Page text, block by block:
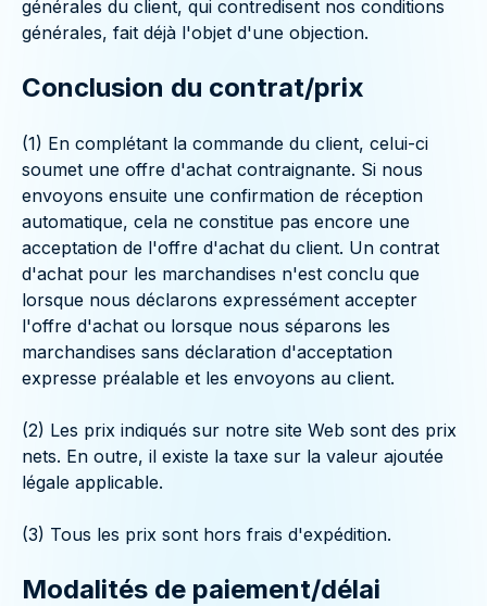
générales du client, qui contredisent nos conditions
générales, fait déjà l'objet d'une objection.
Conclusion du contrat/prix
(1) En complétant la commande du client, celui-ci
soumet une offre d'achat contraignante. Si nous
envoyons ensuite une confirmation de réception
automatique, cela ne constitue pas encore une
acceptation de l'offre d'achat du client. Un contrat
d'achat pour les marchandises n'est conclu que
lorsque nous déclarons expressément accepter
l'offre d'achat ou lorsque nous séparons les
marchandises sans déclaration d'acceptation
expresse préalable et les envoyons au client.
(2) Les prix indiqués sur notre site Web sont des prix
nets. En outre, il existe la taxe sur la valeur ajoutée
légale applicable.
(3) Tous les prix sont hors frais d'expédition.
Modalités de paiement/délai